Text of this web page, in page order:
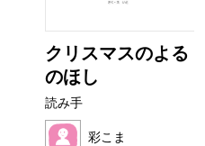
クリスマスのよる
のほし
読み手
彩こま